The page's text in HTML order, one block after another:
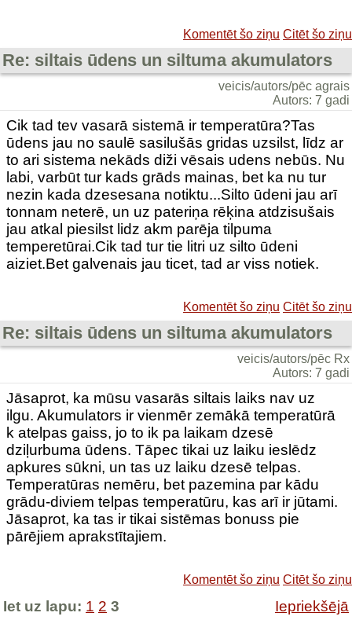
Komentēt šo ziņu Citēt šo ziņu
Re: siltais ūdens un siltuma akumulators
veicis/autors/pēc agrais
Autors: 7 gadi
Cik tad tev vasarā sistemā ir temperatūra?Tas
ūdens jau no saulē sasilušās gridas uzsilst, līdz ar
to ari sistema nekāds diži vēsais udens nebūs. Nu
labi, varbūt tur kads grāds mainas, bet ka nu tur
nezin kada dzesesana notiktu...Silto ūdeni jau arī
tonnam neterē, un uz pateriņa rēķina atdzisušais
jau atkal piesilst lidz akm parēja tilpuma
temperetūrai.Cik tad tur tie litri uz silto ūdeni
aiziet.Bet galvenais jau ticet, tad ar viss notiek.
Komentēt šo ziņu Citēt šo ziņu
Re: siltais ūdens un siltuma akumulators
veicis/autors/pēc Rx
Autors: 7 gadi
Jāsaprot, ka mūsu vasarās siltais laiks nav uz
ilgu. Akumulators ir vienmēr zemākā temperatūrā
k atelpas gaiss, jo to ik pa laikam dzesē
dziļurbuma ūdens. Tāpec tikai uz laiku ieslēdz
apkures sūkni, un tas uz laiku dzesē telpas.
Temperatūras nemēru, bet pazemina par kādu
grādu-diviem telpas temperatūru, kas arī ir jūtami.
Jāsaprot, ka tas ir tikai sistēmas bonuss pie
pārējiem aprakstītajiem.
Komentēt šo ziņu Citēt šo ziņu
Iet uz lapu: 1 2 3 Iepriekšējā